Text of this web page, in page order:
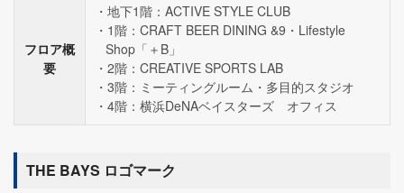
フロア概
要
地下1階：ACTIVE STYLE CLUB
1階：CRAFT BEER DINING &9・Lifestyle
Shop「＋B」
2階：CREATIVE SPORTS LAB
3階：ミーティングルーム・多目的スタジオ
4階：横浜DeNAベイスターズ オフィス
THE BAYS ロゴマーク